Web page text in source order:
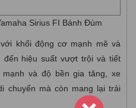
Sirius FI Bánh Đùm
khối động cơ mạnh mẽ và
đến hiệu suất vượt trội và tiết
và độ bền gia tăng, xe
chuyển mà còn mang lại trải